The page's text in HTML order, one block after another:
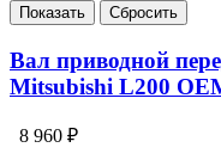
Вал приводной
Mitsubishi L200
8 960 ₽